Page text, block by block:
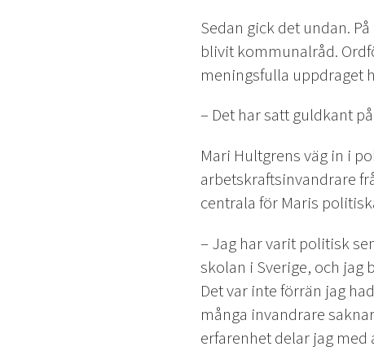
Sedan gick det undan.
blivit kommunalråd.
meningsfulla uppdraget
– Det har satt guldkant
Mari Hultgrens väg in i
arbetskraftsinvandrare
centrala för Maris
– Jag har varit politisk
skolan i Sverige, och jag
Det var inte förrän jag
många invandrare
erfarenhet delar jag